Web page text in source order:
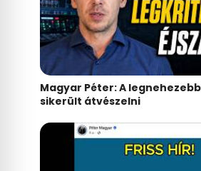
Magyar Péter: A
sikerült átvészelni